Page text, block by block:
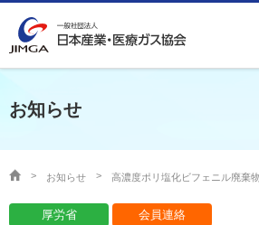
English
HOME
事業者の方へ
お知らせ
お知らせ 高濃度ポリ塩化ビフェニル廃棄
厚労省 会員連絡